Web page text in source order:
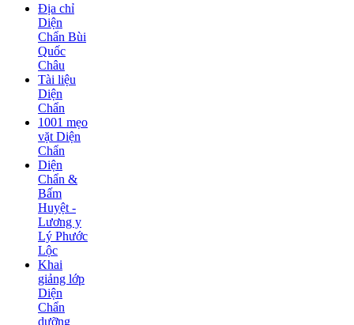
Địa chỉ
Diện
Chẩn Bùi
Quốc
Châu
Tài liệu
Diện
Chẩn
1001 mẹo
vặt Diện
Chẩn
Diện
Chẩn &
Bấm
Huyệt -
Lương y
Lý Phước
Lộc
Khai
giảng lớp
Diện
Chẩn
dưỡng